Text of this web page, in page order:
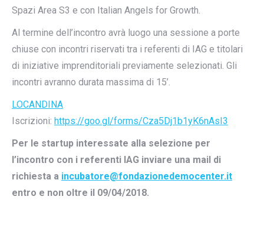
Spazi Area S3 e con Italian Angels for Growth.
Al termine dell’incontro avrà luogo una sessione a porte
chiuse con incontri riservati tra i referenti di IAG e titolari
di iniziative imprenditoriali previamente selezionati. Gli
incontri avranno durata massima di 15’.
LOCANDINA
Iscrizioni: https://goo.gl/forms/Cza5Dj1b1yK6nAsI3
Per le startup interessate alla selezione per
l’incontro con i referenti IAG inviare una mail di
richiesta a incubatore@fondazionedemocenter.it
entro e non oltre il 09/04/2018.